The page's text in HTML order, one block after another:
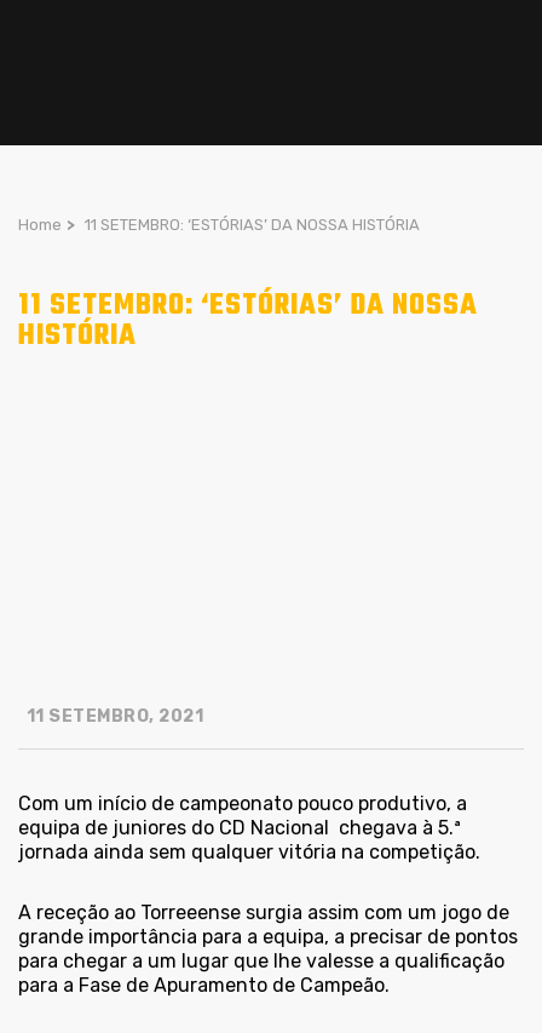
Home > 11 SETEMBRO: ‘ESTÓRIAS’ DA NOSSA HISTÓRIA
11 SETEMBRO: ‘ESTÓRIAS’ DA NOSSA
HISTÓRIA
11 SETEMBRO, 2021
Com um início de campeonato pouco produtivo, a
equipa de juniores do CD Nacional chegava à 5.ª
jornada ainda sem qualquer vitória na competição.
A receção ao Torreeense surgia assim com um jogo de
grande importância para a equipa, a precisar de pontos
para chegar a um lugar que lhe valesse a qualificação
para a Fase de Apuramento de Campeão.